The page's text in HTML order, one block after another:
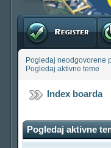
Registruj se
Pogledaj neodgovorene
Pogledaj aktivne teme
Index boarda
Pogledaj aktivne